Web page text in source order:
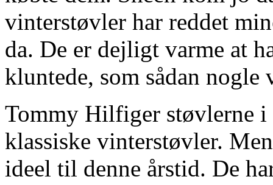
vinterstøvler har reddet
da. De er dejligt varme at
kluntede, som sådan
Tommy Hilfiger støvlerne
klassiske vinterstøvler.
ideel til denne årstid. De